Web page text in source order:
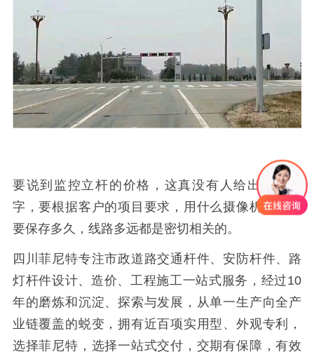
要说到监控立杆的价格，这真没有人给出具体数
字，要根据客户的项目要求，用什么摄像机，录像
要保存多久，线路多远都是密切相关的。
四川菲尼特专注市政道路交通杆件、安防杆件、路
灯杆件设计、造价、工程施工一站式服务，经过10
年的磨炼和沉淀、探索与发展，从单一生产向全产
业链覆盖的蜕变，拥有近百项实用型、外观专利，
选择菲尼特，选择一站式交付，交期有保障，有效